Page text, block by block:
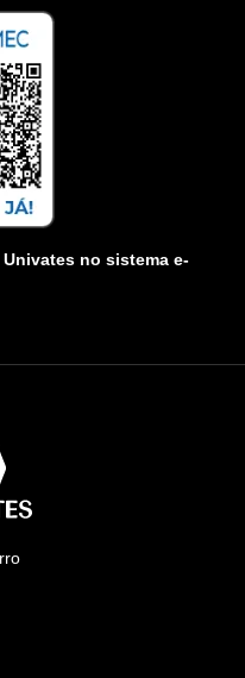
no sistema e-